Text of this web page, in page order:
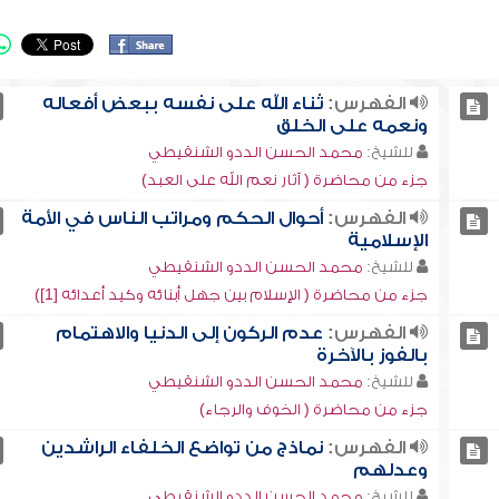
الفهرس: ثناء الله على نفسه ببعض أفعاله
ونعمه على الخلق
للشيخ: محمد الحسن الددو الشنقيطي
جزء من محاضرة ( آثار نعم الله على العبد)
الفهرس: أحوال الحكم ومراتب الناس في الأمة
الإسلامية
للشيخ: محمد الحسن الددو الشنقيطي
جزء من محاضرة ( الإسلام بين جهل أبنائه وكيد أعدائه [1])
الفهرس: عدم الركون إلى الدنيا والاهتمام
بالفوز بالآخرة
للشيخ: محمد الحسن الددو الشنقيطي
جزء من محاضرة ( الخوف والرجاء)
الفهرس: نماذج من تواضع الخلفاء الراشدين
وعدلهم